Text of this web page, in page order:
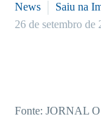
News
Saiu na
26 de setembro de
Fonte: JORNAL